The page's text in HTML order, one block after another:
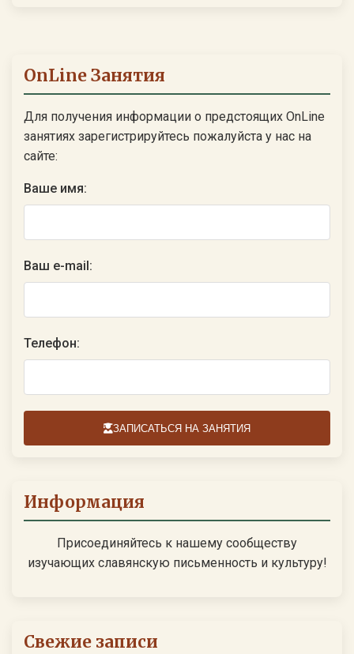
OnLine Занятия
Для получения информации о предстоящих OnLine
занятиях зарегистрируйтесь пожалуйста у нас на
сайте:
Ваше имя:
Ваш e-mail:
Телефон:
ЗАПИСАТЬСЯ НА ЗАНЯТИЯ
Информация
Присоединяйтесь к нашему сообществу
изучающих славянскую письменность и культуру!
Свежие записи